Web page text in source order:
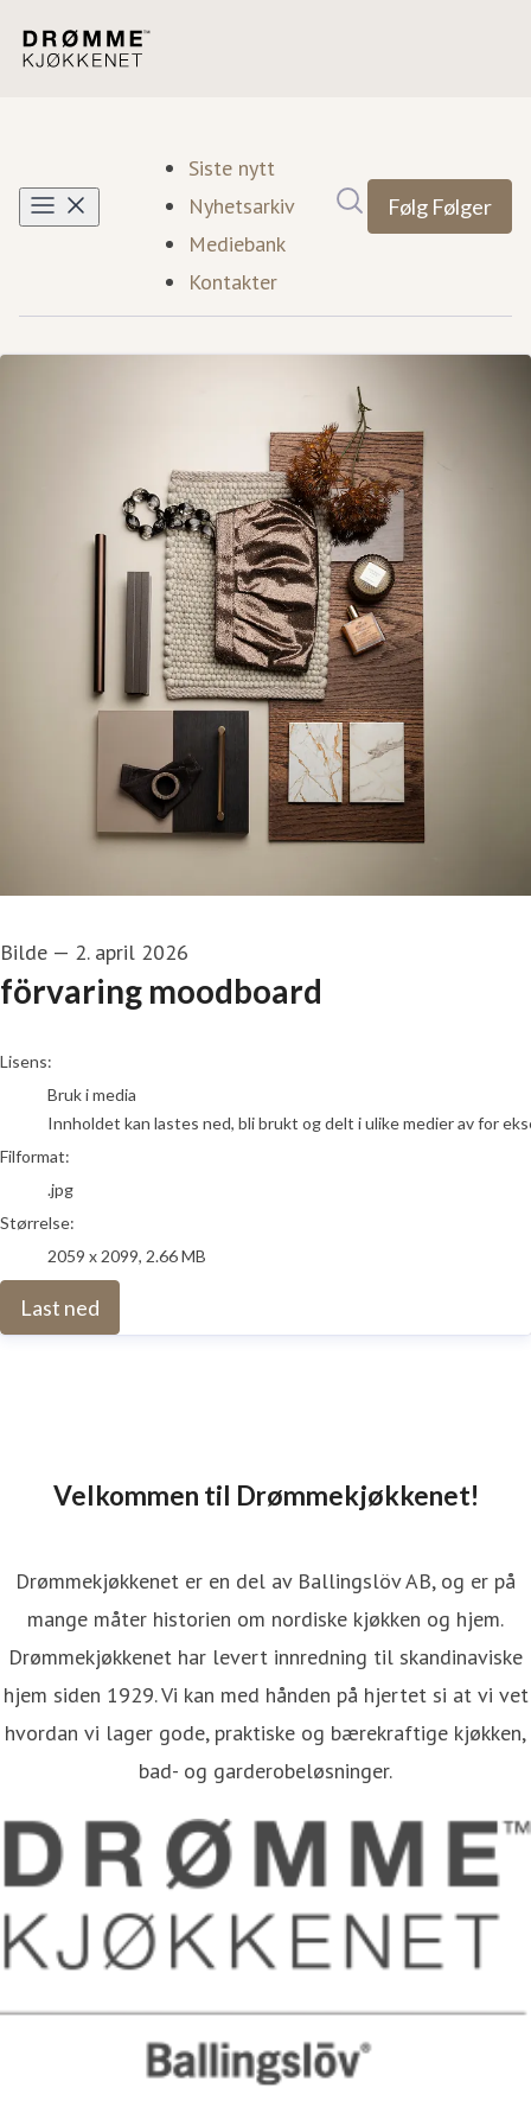
Siste nytt
Nyhetsarkiv
Mediebank
Kontakter
Følg Følger
Bilde — 2. april 2026
förvaring moodboard
go to media item
Lisens:
Bruk i media
Innholdet kan lastes ned, bli brukt og delt i ulike medier av for
Filformat:
.jpg
Størrelse:
2059 x 2099, 2.66 MB
Last ned
Velkommen til Drømmekjøkkenet!
Drømmekjøkkenet er en del av Ballingslöv AB, og er på
mange måter historien om nordiske kjøkken og hjem.
Drømmekjøkkenet har levert innredning til skandinaviske
hjem siden 1929. Vi kan med hånden på hjertet si at vi vet
hvordan vi lager gode, praktiske og bærekraftige kjøkken,
bad- og garderobeløsninger.